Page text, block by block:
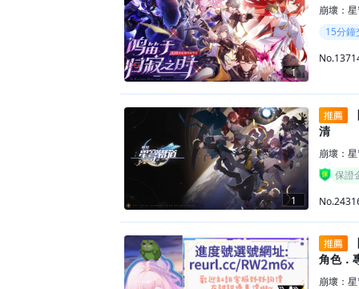
1
崩壞：
15分鐘
1
清
崩壞：
保證
角色．
崩壞：